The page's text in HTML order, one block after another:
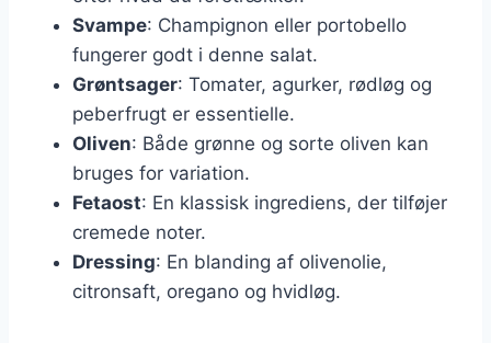
Svampe: Champignon eller portobello
fungerer godt i denne salat.
Grøntsager: Tomater, agurker, rødløg og
peberfrugt er essentielle.
Oliven: Både grønne og sorte oliven kan
bruges for variation.
Fetaost: En klassisk ingrediens, der tilføjer
cremede noter.
Dressing: En blanding af olivenolie,
citronsaft, oregano og hvidløg.